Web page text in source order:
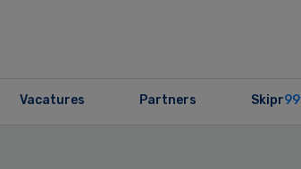
Vacatures Partners Skipr99